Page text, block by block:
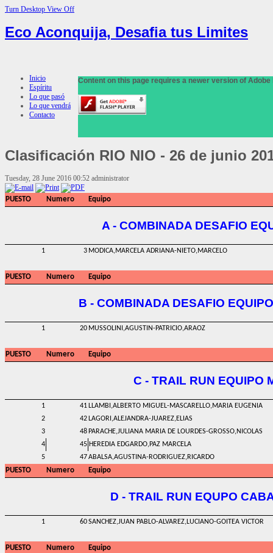
Turn Desktop View Off
Eco Aconquija, Desafia tus Limites
Inicio
Espíritu
Lo que pasó
Lo que vendrá
Contacto
Content on this page requires a newer version of Adobe
Clasificación RIO NIO - 26 de junio
Tuesday, 28 June 2016 00:52 administrator
PUESTO Numero Equipo
A - COMBINADA DESAFIO
1 3 MODICA,MARCELA ADRIANA-NIETO,MARCELO
PUESTO Numero Equipo
B - COMBINADA DESAFIO
1 20 MUSSOLINI,AGUSTIN-PATRICIO,ARAOZ
PUESTO Numero Equipo
C - TRAIL RUN EQUIPO
1 41 LLAMBI,ALBERTO MIGUEL-MASCARELLO,MARIA EUGENIA
2
42 LAGORI,ALEJANDRA-JUAREZ,ELIAS
3
48 PARACHE,JULIANA MARIA DE LOURDES-GROSSO,NICOLAS
4
45 HEREDIA EDGARDO,PAZ MARCELA
5
47ABALSA,AGUSTINA-RODRIGUEZ,RICARDO
PUESTO Numero Equipo
D - TRAIL RUN EQUPO
1 60SANCHEZ,JUAN PABLO-ALVAREZ,LUCIANO-GOITEA VICTOR
PUESTO Numero Equipo